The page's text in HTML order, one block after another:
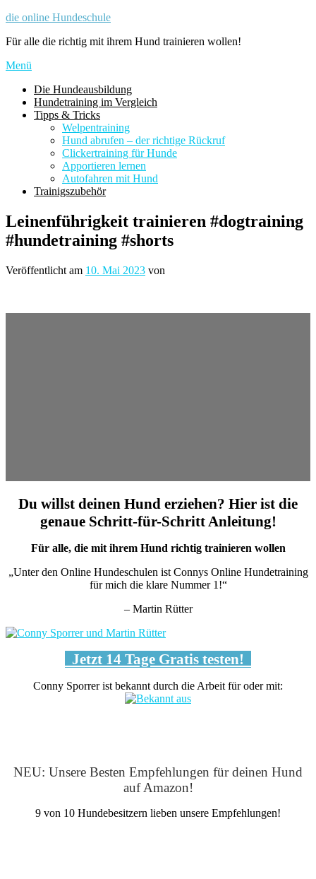
Zum
springen
die online Hundeschule
Für alle die richtig mit ihrem Hund trainieren wollen!
Menü
Die Hundeausbildung
Hundetraining im Vergleich
Tipps & Tricks
Welpentraining
Hund abrufen – der richtige Rückruf
Clickertraining für Hunde
Apportieren lernen
Autofahren mit Hund
Trainigszubehör
Leinenführigkeit trainieren #dogtraining
#hundetraining #shorts
Veröffentlicht am 10. Mai 2023 von
Du willst deinen Hund erziehen? Hier ist die
genaue Schritt-für-Schritt Anleitung!
Für alle, die mit ihrem Hund richtig trainieren wollen
„Unter den Online Hundeschulen ist Connys Online Hundetraining
für mich die klare Nummer 1!“
– Martin Rütter
Jetzt 14 Tage Gratis testen!
Conny Sporrer ist bekannt durch die Arbeit für oder mit:
NEU: Unsere Besten Empfehlungen für deinen Hund
auf Amazon!
9 von 10 Hundebesitzern lieben unsere Empfehlungen!